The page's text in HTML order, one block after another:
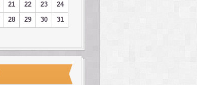
21 22 23
24
28 29 30 31